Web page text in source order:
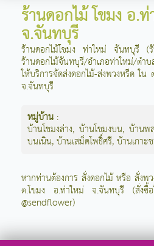
ร้านดอกไม้ โขมง อ.
จ.จันทบุรี
ร้านดอกไม้โขมง ท่าใหม่ จันทบุรี (
ร้านดอกไม้จันทบุรี/อำเภอท่าใหม่/ตำบ
ให้บริการจัดส่งดอกไม้-ส่งพวงหรีด ใน
จ.จันทบุรี
หมู่บ้าน :
บ้านโขมงล่าง, บ้านโขมงบน, บ้านพ
บนเนิน,บ้านเสม็ดโพธิ์ศรี,บ้านเกาะ
หากท่านต้องการ สั่งดอกไม้ หรือ สั่งพ
ต.โขมง อ.ท่าใหม่ จ.จันทบุรี (สั่ง
@sendflower)